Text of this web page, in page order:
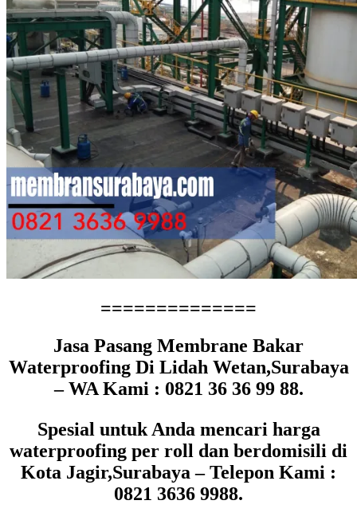
==============
Jasa Pasang Membrane Bakar
Waterproofing Di Lidah Wetan,Surabaya
– WA Kami : 0821 36 36 99 88.
Spesial untuk Anda mencari harga
waterproofing per roll dan berdomisili di
Kota Jagir,Surabaya – Telepon Kami :
0821 3636 9988.